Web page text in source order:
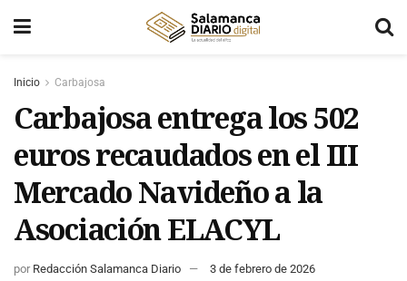
Inicio Carbajosa
Carbajosa entrega los 502
euros recaudados en el III
Mercado Navideño a la
Asociación ELACYL
por Redacción Salamanca Diario 3 de febrero de 2026